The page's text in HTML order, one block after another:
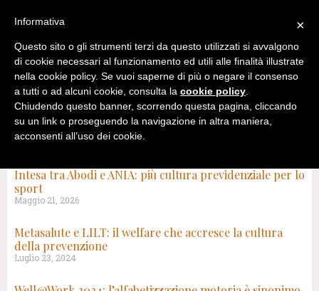
Intesa tra Abodi e ANIA: più cultura previdenziale per lo
sport
Maggio 21, 2026
Metasalute e LILT: il welfare che accresce la cultura
della prevenzione
Luglio 23, 2024
×
Informativa
Questo sito o gli strumenti terzi da questo utilizzati si avvalgono
di cookie necessari al funzionamento ed utili alle finalità illustrate
nella cookie policy. Se vuoi saperne di più o negare il consenso
a tutti o ad alcuni cookie, consulta la cookie policy.
Chiudendo questo banner, scorrendo questa pagina, cliccando
su un link o proseguendo la navigazione in altra maniera,
acconsenti all’uso dei cookie.